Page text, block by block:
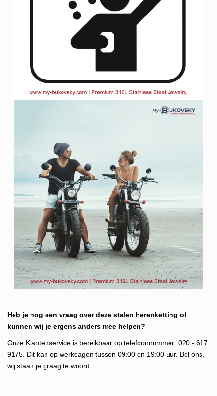
Heb je nog een vraag over deze stalen herenketting of
kunnen wij je ergens anders mee helpen?
Onze Klantenservice is bereikbaar op telefoonnummer: 020 - 617
9175. Dit kan op werkdagen tussen 09:00 en 19:00 uur. Bel ons,
wij staan je graag te woord.